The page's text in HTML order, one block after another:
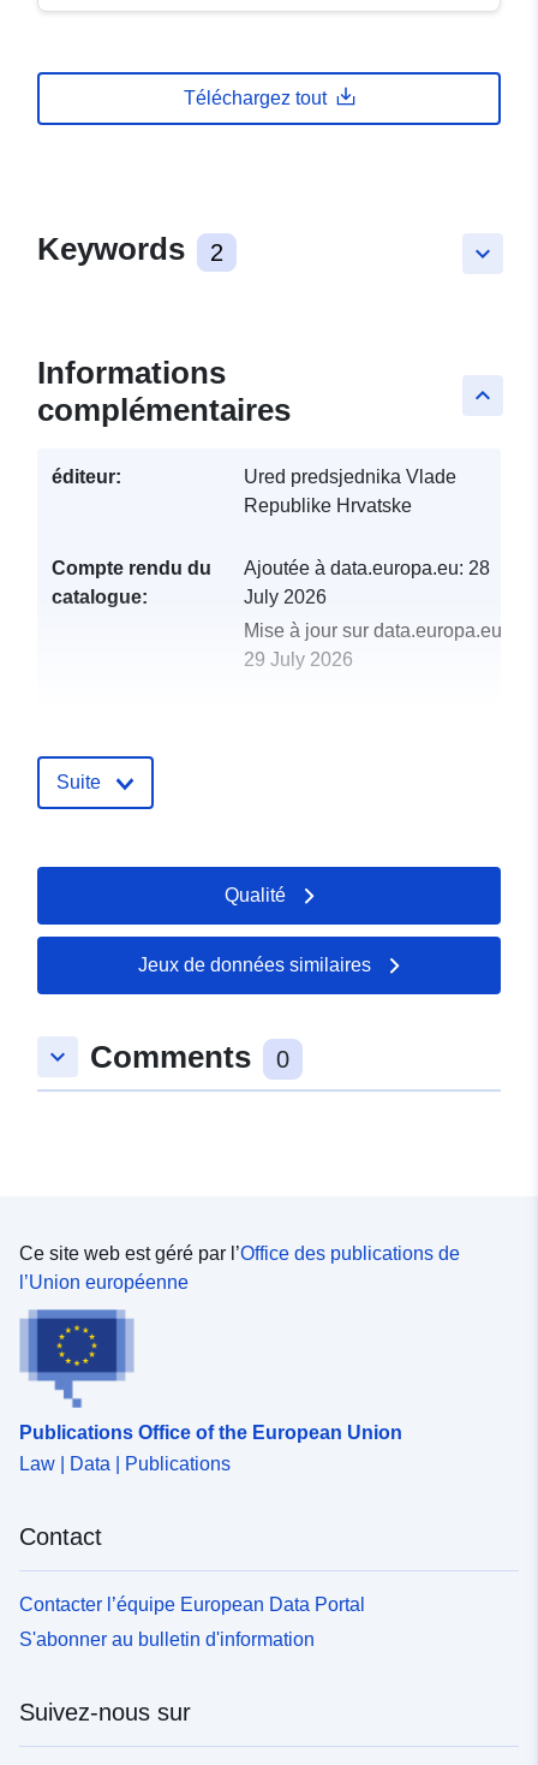
Téléchargez tout
keyboard_arrow_down
Keywords 2
keyboard_arrow_up
Informations
complémentaires
éditeur:
Ured predsjednika Vlade
Republike Hrvatske
Compte rendu du
catalogue:
Ajoutée à data.europa.eu: 28
July 2026
Mise à jour sur data.europa.eu:
29 July 2026
Suite
Qualité
Jeux de données similaires
keyboard_arrow_down Comments 0
Ce site web est géré par l’Office des publications de
l’Union européenne
Publications Office of the European Union
Law | Data | Publications
Contact
Contacter l’équipe European Data Portal
S'abonner au bulletin d'information
Suivez-nous sur